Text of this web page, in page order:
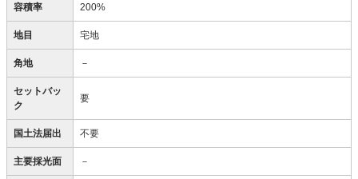
容積率 200%
地目 宅地
角地 －
セットバッ
ク
要
国土法届出 不要
主要採光面 －